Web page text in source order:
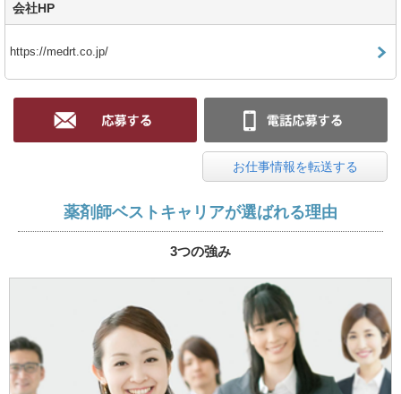
会社HP
https://medrt.co.jp/
お仕事情報を転送する
薬剤師ベストキャリアが選ばれる理由
3つの強み